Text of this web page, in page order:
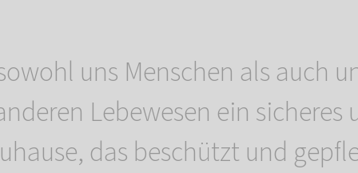
uns Menschen als auch
Lebewesen ein
das beschützt und